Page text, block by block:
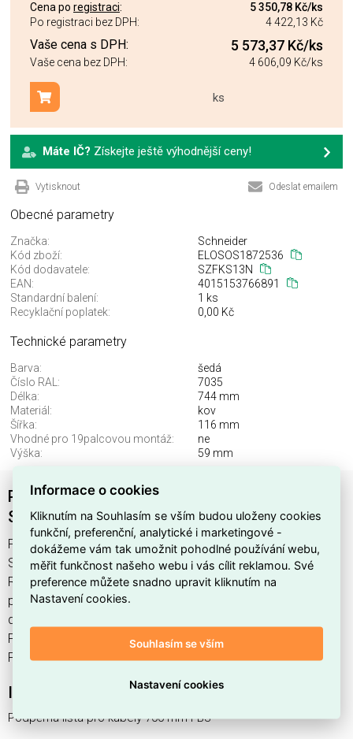
Cena po registraci: 5 350,78 Kč/ks
Po registraci bez DPH:
4 422,13 Kč
Vaše cena s DPH: 5 573,37 Kč/ks
Vaše cena bez DPH: 4 606,09 Kč/ks
ks
Přidat do košíku
Máte IČ? Získejte ještě výhodnější ceny!
Vytisknout Odeslat emailem
Obecné parametry
Značka:
Schneider
Kód zboží:
ELOSOS1872536
Kód dodavatele:
SZFKS13N
EAN:
4015153766891
Standardní balení:
1 ks
Recyklační poplatek:
0,00 Kč
Technické parametry
Barva:
šedá
Číslo RAL:
7035
Délka:
744 mm
Materiál:
kov
Šířka:
116 mm
Vhodné pro 19palcovou montáž:
ne
Výška:
59 mm
Podpěrná lišta pro kabely 700 mm FB3
SCHNEIDER SZFKS13N
Podpěrná lišta pro kabely 700 mm FB3 najdete v kategoriích
Skříně, rozvodnice, Příslušenství pro skříně a rozvaděče,
Rozvodnice, výkonové spínací a jistící prvky, Vyvazovací
panel, výrobce Schneider, EAN 4015153766891, kód
dodavatele SZFKS13N. Podpěrná lišta pro kabely 700 mm
FB3 SCHNEIDER SZFKS13N nabízíme od 1 ks. Kód EMAS
Podpěrná lišta pro kabely 700 mm FB3 je ELOSOS1872536.
Interní název produktu
Podpěrná lišta pro kabely 700 mm FB3
Informace o cookies
Kliknutím na Souhlasím se vším budou uloženy cookies
funkční, preferenční, analytické i marketingové -
dokážeme vám tak umožnit pohodlné používání webu,
měřit funkčnost našeho webu i vás cílit reklamou. Své
preference můžete snadno upravit kliknutím na
Nastavení cookies.
Souhlasím se vším
Nastavení cookies